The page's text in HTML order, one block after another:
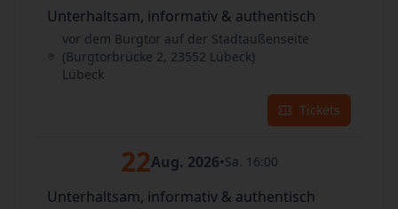
Unterhaltsam, informativ & authentisch
vor dem Burgtor auf der Stadtaußenseite
(Burgtorbrücke 2, 23552 Lübeck)
Lübeck
Tickets
22Aug. 2026•Sa. 16:00
Unterhaltsam, informativ & authentisch